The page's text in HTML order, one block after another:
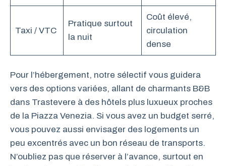
Taxi / VTC
Pratique surtout
la nuit
Coût élevé,
circulation
dense
Pour l’hébergement, notre sélectif vous guidera
vers des options variées, allant de charmants B&B
dans Trastevere à des hôtels plus luxueux proches
de la Piazza Venezia. Si vous avez un budget serré,
vous pouvez aussi envisager des logements un
peu excentrés avec un bon réseau de transports.
N’oubliez pas que réserver à l’avance, surtout en